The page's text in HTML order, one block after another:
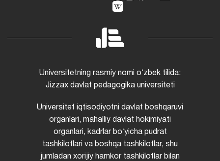
Universitetning rasmiy nomi oʻzbek tilida:
Jizzax davlat pedagogika universiteti
Universitet iqtisodiyotni davlat boshqaruvi
organlari, mahalliy davlat hokimiyati
organlari, kadrlar boʻyicha pudrat
tashkilotlari va boshqa tashkilotlar, shu
jumladan xorijiy hamkor tashkilotlar bilan